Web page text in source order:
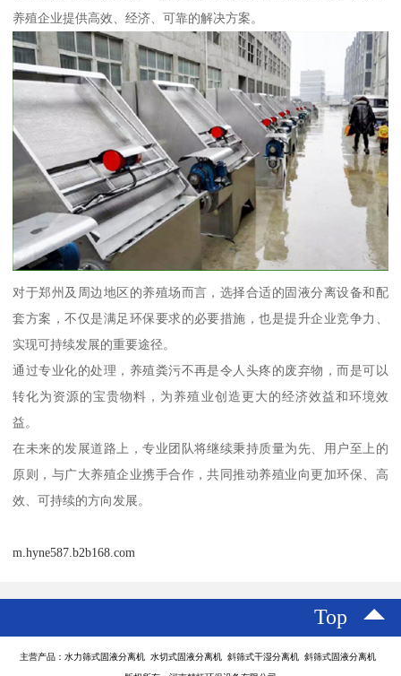
养殖企业提供高效、经济、可靠的解决方案。
对于郑州及周边地区的养殖场而言，选择合适的固液分离设备和配
套方案，不仅是满足环保要求的必要措施，也是提升企业竞争力、
实现可持续发展的重要途径。
通过专业化的处理，养殖粪污不再是令人头疼的废弃物，而是可以
转化为资源的宝贵物料，为养殖业创造更大的经济效益和环境效
益。
在未来的发展道路上，专业团队将继续秉持质量为先、用户至上的
原则，与广大养殖企业携手合作，共同推动养殖业向更加环保、高
效、可持续的方向发展。
m.hyne587.b2b168.com
Top
主营产品：水力筛式固液分离机 水切式固液分离机 斜筛式干湿分离机 斜筛式固液分离机